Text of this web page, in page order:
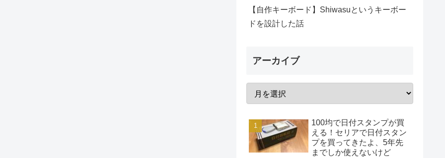
【自作キーボード】Shiwasuというキーボー
ドを設計した話
アーカイブ
100均で日付スタンプが買
える！セリアで日付スタン
プを買ってきたよ、5年先
までしか使えないけど